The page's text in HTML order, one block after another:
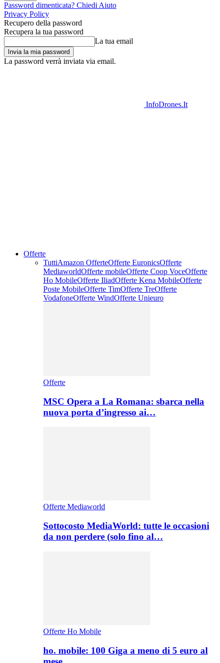
Password dimenticata? Chiedi Aiuto
Privacy Policy
Recupero della password
Recupera la tua password
La tua email
La password verrà inviata via email.
InfoDrones.It
Offerte
TuttiAmazon OfferteOfferte EuronicsOfferte
MediaworldOfferte mobileOfferte Coop VoceOfferte
Ho MobileOfferte IliadOfferte Kena MobileOfferte
Poste MobileOfferte TimOfferte TreOfferte
VodafoneOfferte WindOfferte Unieuro
Offerte
MSC Opera a La Romana: sbarca nella
nuova porta d’ingresso ai…
Offerte Mediaworld
Sottocosto MediaWorld: tutte le occasioni
da non perdere (solo fino al…
Offerte Ho Mobile
ho. mobile: 100 Giga a meno di 5 euro al